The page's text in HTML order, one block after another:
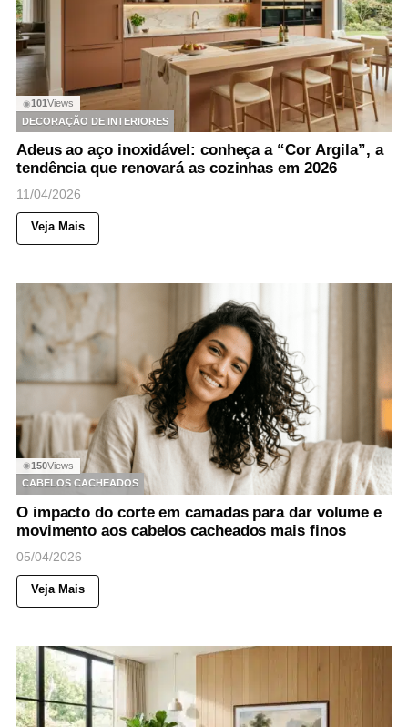
◉101Views
DECORAÇÃO DE INTERIORES
Adeus ao aço inoxidável: conheça a “Cor Argila”, a
tendência que renovará as cozinhas em 2026
11/04/2026
Veja Mais
◉150Views
CABELOS CACHEADOS
O impacto do corte em camadas para dar volume e
movimento aos cabelos cacheados mais finos
05/04/2026
Veja Mais